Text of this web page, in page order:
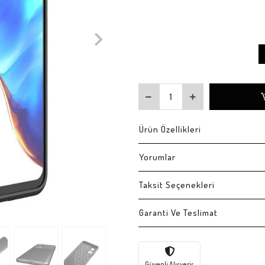
Ürün Özellikleri
Yorumlar
Taksit Seçenekleri
Garanti Ve Teslimat